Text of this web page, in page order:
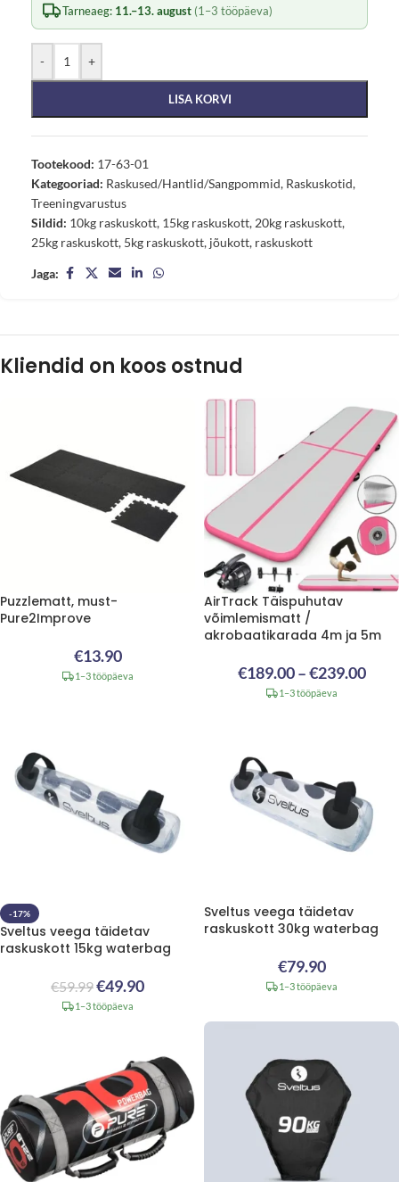
Tarneaeg: 11.–13. august (1–3 tööpäeva)
- +
LISA KORVI
Tootekood: 17-63-01
Kategooriad: Raskused/Hantlid/Sangpommid, Raskuskotid,
Treeningvarustus
Sildid: 10kg raskuskott, 15kg raskuskott, 20kg raskuskott,
25kg raskuskott, 5kg raskuskott, jõukott, raskuskott
Jaga:
Kliendid on koos ostnud
Puzzlematt, must-
Pure2Improve
€13.90
1–3 tööpäeva
AirTrack Täispuhutav
võimlemismatt /
akrobaatikarada 4m ja 5m
€189.00 –€239.00
1–3 tööpäeva
-17%
Sveltus veega täidetav
raskuskott 15kg waterbag
€59.99€49.90
1–3 tööpäeva
Sveltus veega täidetav
raskuskott 30kg waterbag
€79.90
1–3 tööpäeva